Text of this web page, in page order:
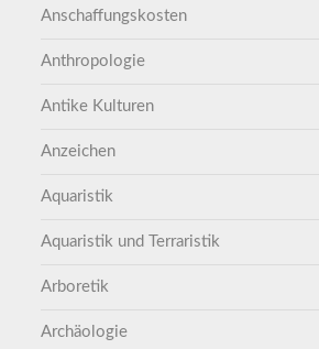
Anschaffungskosten
Anthropologie
Antike Kulturen
Anzeichen
Aquaristik
Aquaristik und Terraristik
Arboretik
Archäologie